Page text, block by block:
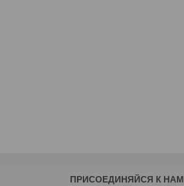
ПРИСОЕДИНЯЙСЯ К НАМ